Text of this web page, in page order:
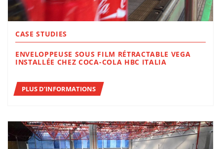
CASE STUDIES
ENVELOPPEUSE SOUS FILM RÉTRACTABLE VEGA
INSTALLÉE CHEZ COCA-COLA HBC ITALIA
PLUS D’INFORMATIONS